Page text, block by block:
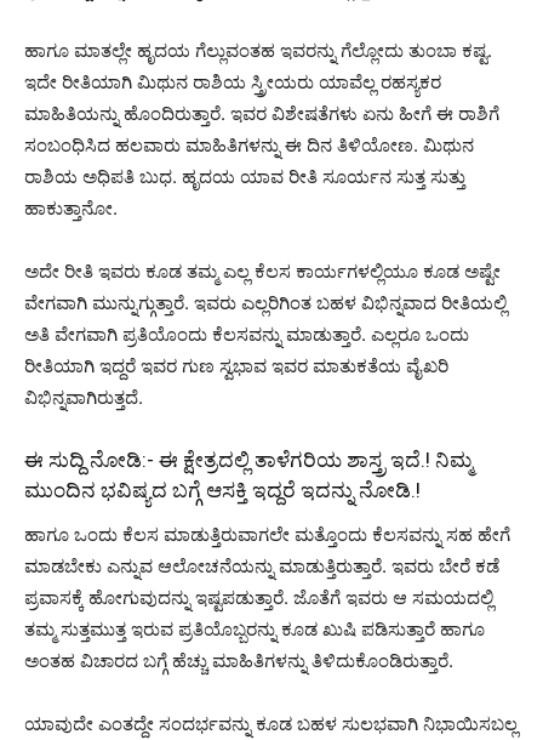
ಹಾಗೂ ಮಾತಲ್ಲೇ ಹೃದಯ ಗೆಲ್ಲುವಂತಹ ಇವರನ್ನು ಗೆಲ್ಲೋದು ತುಂಬಾ ಕಷ್ಟ.
ಇದೇ ರೀತಿಯಾಗಿ ಮಿಥುನ ರಾಶಿಯ ಸ್ತ್ರೀಯರು ಯಾವೆಲ್ಲ ರಹಸ್ಯಕರ
ಮಾಹಿತಿಯನ್ನು ಹೊಂದಿರುತ್ತಾರೆ. ಇವರ ವಿಶೇಷತೆಗಳು ಏನು ಹೀಗೆ ಈ ರಾಶಿಗೆ
ಸಂಬಂಧಿಸಿದ ಹಲವಾರು ಮಾಹಿತಿಗಳನ್ನು ಈ ದಿನ ತಿಳಿಯೋಣ. ಮಿಥುನ
ರಾಶಿಯ ಅಧಿಪತಿ ಬುಧ. ಹೃದಯ ಯಾವ ರೀತಿ ಸೂರ್ಯನ ಸುತ್ತ ಸುತ್ತು
ಹಾಕುತ್ತಾನೋ.
ಅದೇ ರೀತಿ ಇವರು ಕೂಡ ತಮ್ಮ ಎಲ್ಲ ಕೆಲಸ ಕಾರ್ಯಗಳಲ್ಲಿಯೂ ಕೂಡ ಅಷ್ಟೇ
ವೇಗವಾಗಿ ಮುನ್ನುಗ್ಗುತ್ತಾರೆ. ಇವರು ಎಲ್ಲರಿಗಿಂತ ಬಹಳ ವಿಭಿನ್ನವಾದ ರೀತಿಯಲ್ಲಿ
ಅತಿ ವೇಗವಾಗಿ ಪ್ರತಿಯೊಂದು ಕೆಲಸವನ್ನು ಮಾಡುತ್ತಾರೆ. ಎಲ್ಲರೂ ಒಂದು
ರೀತಿಯಾಗಿ ಇದ್ದರೆ ಇವರ ಗುಣ ಸ್ವಭಾವ ಇವರ ಮಾತುಕತೆಯ ವೈಖರಿ
ವಿಭಿನ್ನವಾಗಿರುತ್ತದೆ.
ಈ ಸುದ್ದಿ ನೋಡಿ:- ಈ ಕ್ಷೇತ್ರದಲ್ಲಿ ತಾಳೆಗರಿಯ ಶಾಸ್ತ್ರ ಇದೆ.! ನಿಮ್ಮ
ಮುಂದಿನ ಭವಿಷ್ಯದ‌ ಬಗ್ಗೆ ಆಸಕ್ತಿ ಇದ್ದರೆ ಇದನ್ನು ನೋಡಿ.!
ಹಾಗೂ ಒಂದು ಕೆಲಸ ಮಾಡುತ್ತಿರುವಾಗಲೇ ಮತ್ತೊಂದು ಕೆಲಸವನ್ನು ಸಹ ಹೇಗೆ
ಮಾಡಬೇಕು ಎನ್ನುವ ಆಲೋಚನೆಯನ್ನು ಮಾಡುತ್ತಿರುತ್ತಾರೆ. ಇವರು ಬೇರೆ ಕಡೆ
ಪ್ರವಾಸಕ್ಕೆ ಹೋಗುವುದನ್ನು ಇಷ್ಟಪಡುತ್ತಾರೆ. ಜೊತೆಗೆ ಇವರು ಆ ಸಮಯದಲ್ಲಿ
ತಮ್ಮ ಸುತ್ತಮುತ್ತ ಇರುವ ಪ್ರತಿಯೊಬ್ಬರನ್ನು ಕೂಡ ಖುಷಿ ಪಡಿಸುತ್ತಾರೆ ಹಾಗೂ
ಅಂತಹ ವಿಚಾರದ ಬಗ್ಗೆ ಹೆಚ್ಚು ಮಾಹಿತಿಗಳನ್ನು ತಿಳಿದುಕೊಂಡಿರುತ್ತಾರೆ.
ಯಾವುದೇ ಎಂತದ್ದೇ ಸಂದರ್ಭವನ್ನು ಕೂಡ ಬಹಳ ಸುಲಭವಾಗಿ ನಿಭಾಯಿಸಬಲ್ಲ